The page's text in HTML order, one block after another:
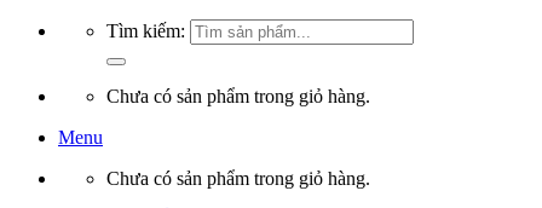
Tìm kiếm:
Chưa có sản phẩm trong giỏ hàng.
Menu
Chưa có sản phẩm trong giỏ hàng.